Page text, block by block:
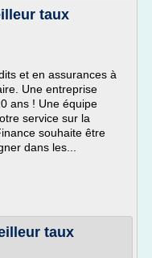
taux
et en assurances à
Une entreprise
ans ! Une équipe
service sur la
souhaite être
dans les...
taux